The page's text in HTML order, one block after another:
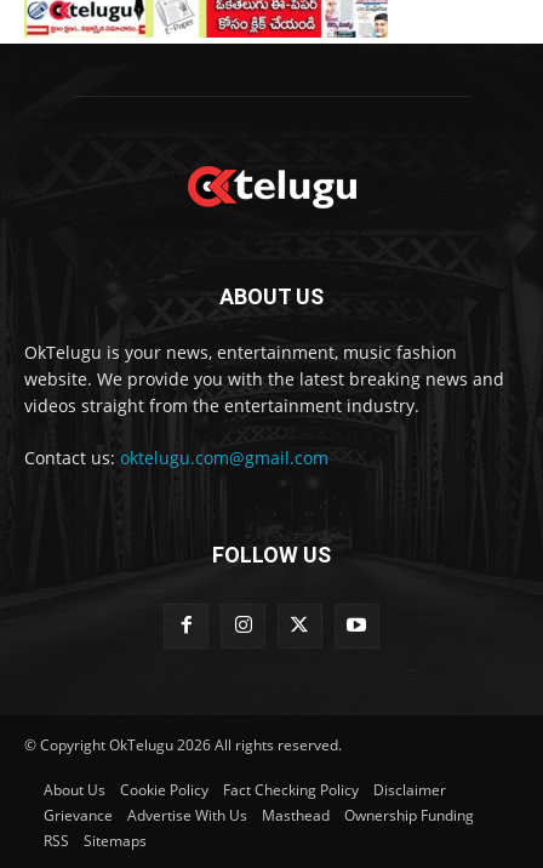
ABOUT US
OkTelugu is your news, entertainment, music fashion
website. We provide you with the latest breaking news and
videos straight from the entertainment industry.
Contact us: oktelugu.com@gmail.com
FOLLOW US
© Copyright OkTelugu 2026 All rights reserved.
About Us Cookie Policy Fact Checking Policy
Disclaimer
Grievance
Advertise With Us Masthead
Ownership Funding
RSS
Sitemaps